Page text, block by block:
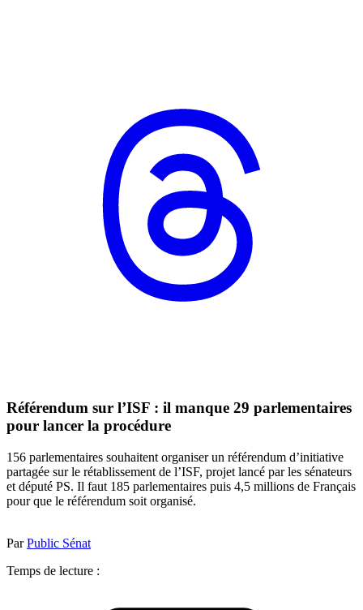
Référendum sur l’ISF : il manque 29 parlementaires
pour lancer la procédure
156 parlementaires souhaitent organiser un référendum d’initiative
partagée sur le rétablissement de l’ISF, projet lancé par les sénateurs
et député PS. Il faut 185 parlementaires puis 4,5 millions de Français
pour que le référendum soit organisé.
ParPublic Sénat
Temps de lecture :